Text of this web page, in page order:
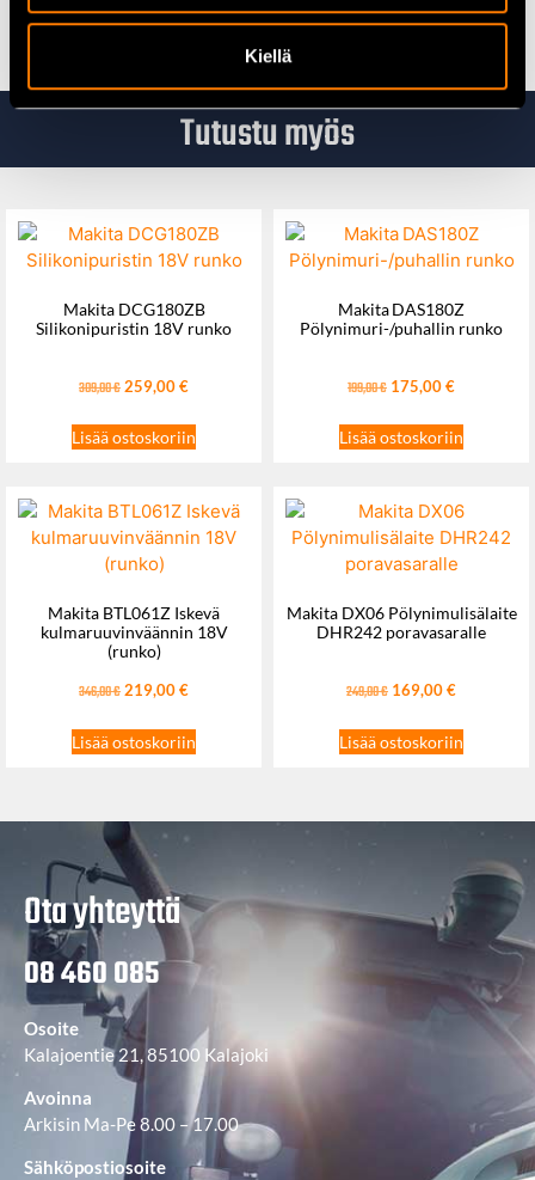
Kiellä
Tutustu myös
Makita DCG180ZB
Silikonipuristin 18V runko
309,00€259,00€
Lisää ostoskoriin
Makita DAS180Z
Pölynimuri-/puhallin runko
199,00€ 175,00€
Lisää ostoskoriin
Makita BTL061Z Iskevä
kulmaruuvinväännin 18V
(runko)
346,00€219,00€
Lisää ostoskoriin
Makita DX06 Pölynimulisälaite
DHR242 poravasaralle
249,00€ 169,00€
Lisää ostoskoriin
Ota yhteyttä
08 460 085
Osoite
Kalajoentie 21, 85100 Kalajoki
Avoinna
Arkisin Ma-Pe 8.00 – 17.00
Sähköpostiosoite